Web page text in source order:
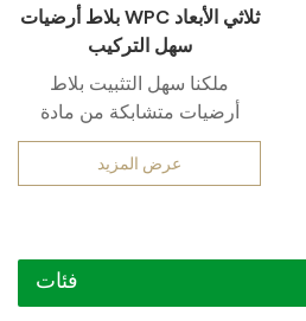
بلاط أرضيات WPC ثلاثي الأبعاد
سهل التركيب
ملكنا سهل التثبيت بلاط
أرضيات متشابكة من مادة
WPC ثلاثية الأبعاد اجمع بين
الأناقة والعملية لترتقي
البلاطات مقاومة للرطوبة
والأشعة فوق البنفسجية
عرض المزيد
فئات